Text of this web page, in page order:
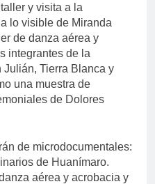
y visita a la
lo visible de Miranda
de danza aérea y
integrantes de la
Tierra Blanca y
una muestra de
de Dolores
de microdocumentales:
de Huanímaro.
aérea y acrobacia y